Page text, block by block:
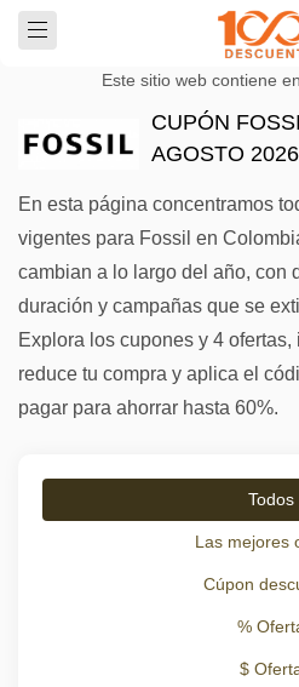
Este sitio web contiene
CUPÓN
AGOSTO 2026
En esta página concentramos
vigentes para Fossil en
cambian a lo largo del año, con
duración y campañas que se
Explora los cupones y 4
reduce tu compra y aplica el
pagar para ahorrar hasta 60%.
Todos
Las mejores
Cúpon
%
$